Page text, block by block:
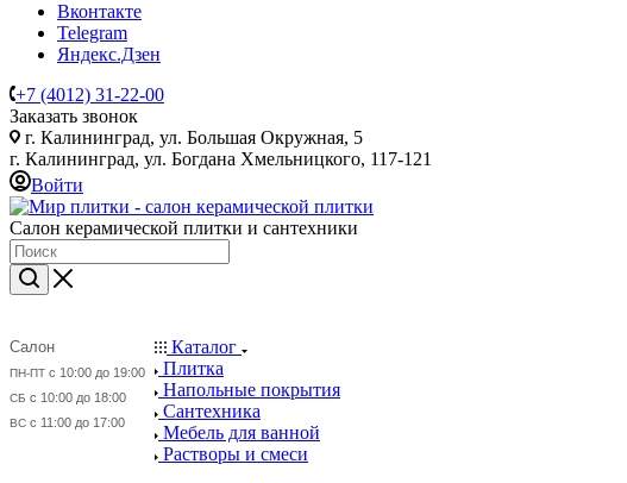
Вконтакте
Telegram
Яндекс.Дзен
+7 (4012) 31-22-00
Заказать звонок
г. Калининград, ул. Большая Окружная, 5
г. Калининград, ул. Богдана Хмельницкого, 117-121
Войти
Салон керамической плитки и сантехники
Салон
ПН-ПТ с 10:00 до 19:00
СБ с 10:00 до 18:00
ВС с 11:00 до 17:00
Каталог
Плитка
Напольные покрытия
Сантехника
Мебель для ванной
Растворы и смеси